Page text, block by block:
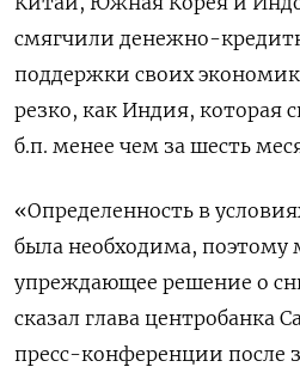
смягчили денежно-
поддержки своих
резко, как Индия, которая
б.п. менее чем за шесть
«Определенность в
была необходима,
упреждающее решение о
сказал глава центробанка
пресс-конференции после